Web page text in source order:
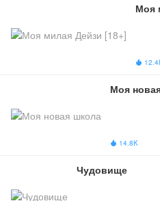
Моя

Моя
 14.8K
Чудовище